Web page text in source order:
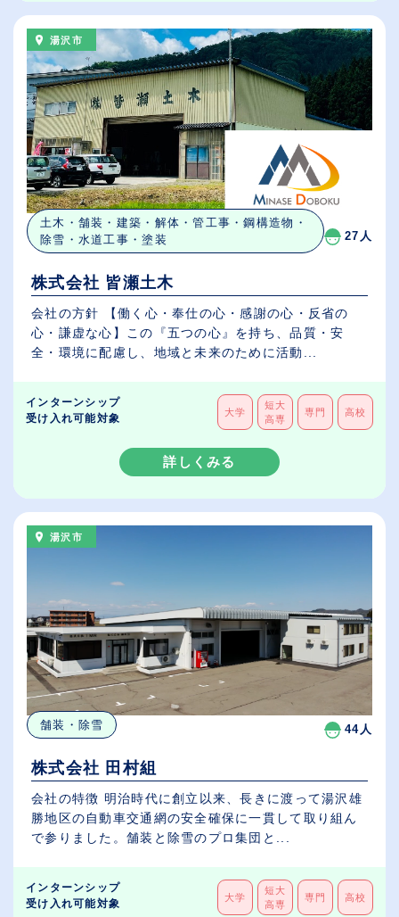
湯沢市
土木・舗装・建築・解体・管工事・鋼構造物・
除雪・水道工事・塗装
27人
株式会社 皆瀬土木
会社の方針 【働く心・奉仕の心・感謝の心・反省の
心・謙虚な心】この『五つの心』を持ち、品質・安
全・環境に配慮し、地域と未来のために活動...
インターンシップ
受け入れ可能対象
大学
短大
高専
専門 高校
詳しくみる
湯沢市
舗装・除雪 44人
株式会社 田村組
会社の特徴 明治時代に創立以来、長きに渡って湯沢雄
勝地区の自動車交通網の安全確保に一貫して取り組ん
で参りました。舗装と除雪のプロ集団と...
インターンシップ
受け入れ可能対象
大学
短大
高専
専門 高校